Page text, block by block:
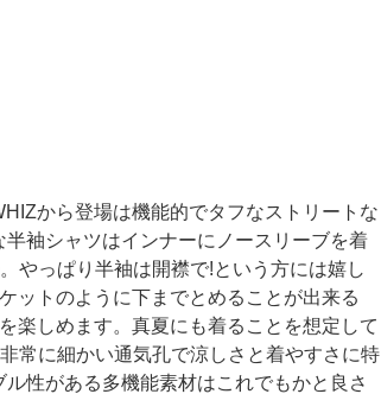
から登場は機能的でタフなストリートな
袖シャツはインナーにノースリーブを着
やっぱり半袖は開襟で!という方には嬉し
ットのように下までとめることが出来る
楽しめます。真夏にも着ることを想定して
常に細かい通気孔で涼しさと着やすさに特
性がある多機能素材はこれでもかと良さ